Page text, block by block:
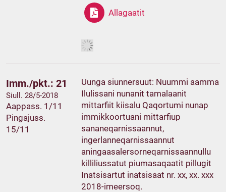
Allagaatit
Imm./pkt.: 21
Siull. 28/5-2018
Aappass. 1/11
Pingajuss.
15/11
Uunga siunnersuut: Nuummi aamma
Ilulissani nunanit tamalaanit
mittarfiit kiisalu Qaqortumi nunap
immikkoortuani mittarfiup
sananeqarnissaannut,
ingerlanneqarnissaannut
aningaasalersorneqarnissaannullu
killiliussatut piumasaqaatit pillugit
Inatsisartut inatsisaat nr. xx, xx. xxx
2018-imeersoq.